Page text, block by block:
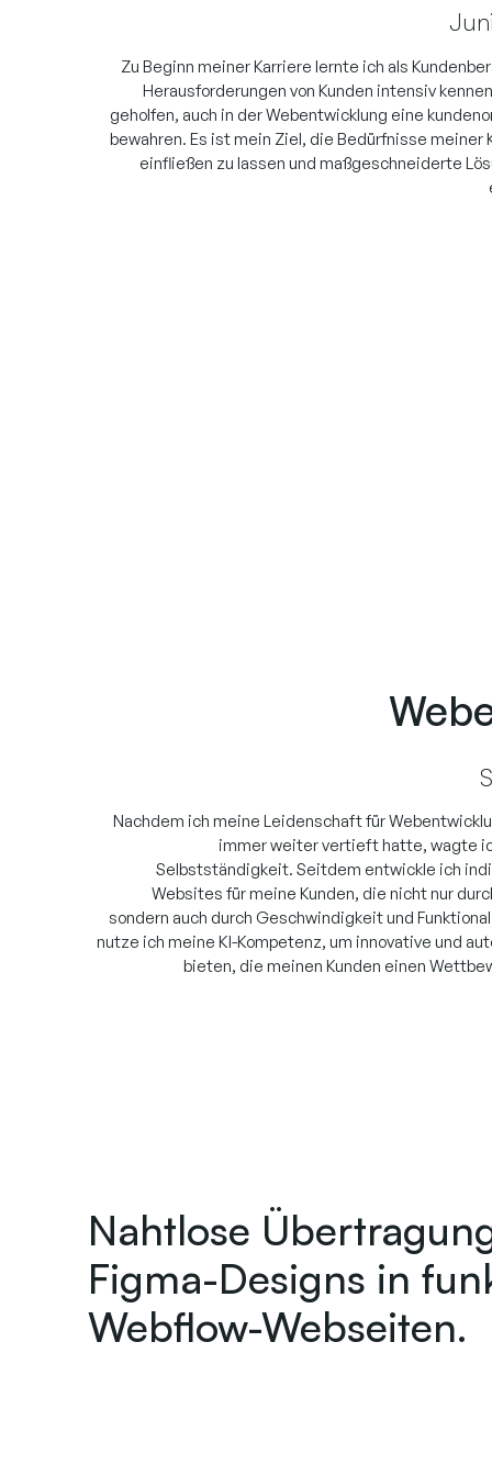
Zu Beginn meiner Karriere lernte ich als
Herausforderungen von Kunden intensiv
geholfen, auch in der Webentwicklung eine
bewahren. Es ist mein Ziel, die Bedürfnisse meiner
einfließen zu lassen und maßgeschneiderte
Nachdem ich meine Leidenschaft für
immer weiter vertieft hatte, wagte
Selbstständigkeit. Seitdem entwickle ich
Websites für meine Kunden, die nicht nur
sondern auch durch Geschwindigkeit und
nutze ich meine KI-Kompetenz, um innovative und
bieten, die meinen Kunden einen
Nahtlose
Figma-Designs in
Webflow-Webseiten.